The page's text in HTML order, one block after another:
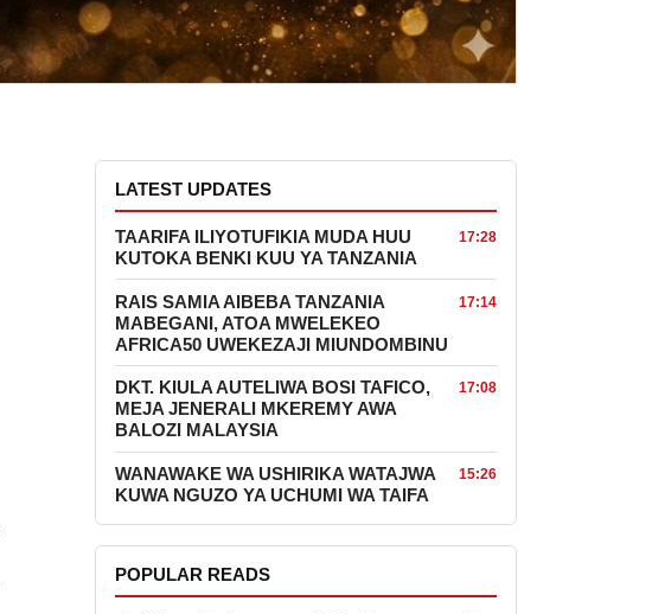
LATEST UPDATES
TAARIFA ILIYOTUFIKIA MUDA HUU
KUTOKA BENKI KUU YA TANZANIA
17:28
RAIS SAMIA AIBEBA TANZANIA
MABEGANI, ATOA MWELEKEO
AFRICA50 UWEKEZAJI MIUNDOMBINU
17:14
DKT. KIULA AUTELIWA BOSI TAFICO,
MEJA JENERALI MKEREMY AWA
BALOZI MALAYSIA
17:08
WANAWAKE WA USHIRIKA WATAJWA
KUWA NGUZO YA UCHUMI WA TAIFA
15:26
POPULAR READS